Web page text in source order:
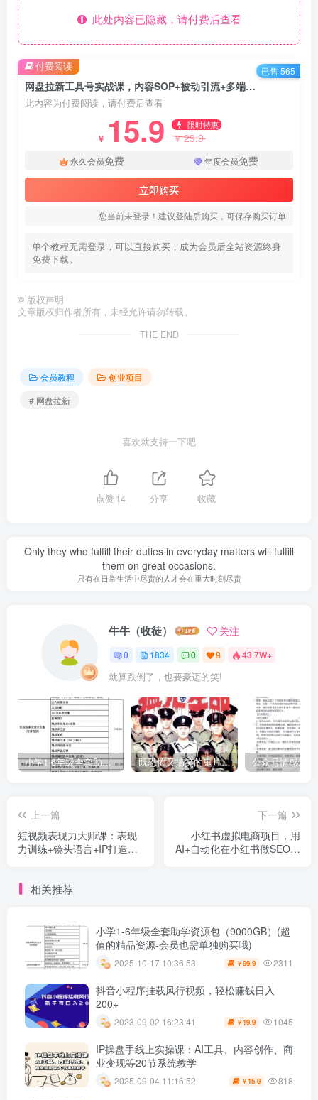
此处内容已隐藏，请付费后查看
网盘拉新工具号实战课，内容SOP+被动引流+多端变现，打造持续收益月入破万
此内容为付费阅读，请付费后查看
￥ 15.9 限时特惠
￥29.9
永久会员免费 年度会员免费
立即购买
您当前未登录！建议登陆后购买，可保存购买订单
单个教程无需登录，可以直接购买，成为会员后全站资源终身
免费下载。
付费阅读 已售 565
© 版权声明
文章版权归作者所有，未经允许请勿转载。
THE END
会员教程
创业项目
# 网盘拉新
喜欢就支持一下吧
点赞14 分享 收藏
Only they who fulfill their duties in everyday matters will fulfill
them on great occasions.
只有在日常生活中尽责的人才会在重大时刻尽责
牛牛（收徒） 关注
0 1834 0 9 43.7W+
就算跌倒了，也要豪迈的笑!
小学1-6年级全套助学资源包（9000GB）(超值的精品资源-会员也需单独购买哦) 既恐怖又搞笑的鬼片（10部猛鬼恐怖片都是喜剧片）
上一篇
短视频表现力大师课：表现
力训练+镜头语言+IP打造，
下一篇
小红书虚拟电商项目，用
AI+自动化在小红书做SEO虚
相关推荐
小学1-6年级全套助学资源包（9000GB）(超
值的精品资源-会员也需单独购买哦)
2025-10-17 10:36:53 ￥99.9 2311
抖音小程序挂载风行视频，轻松赚钱日入
200+
2023-09-02 16:23:41 ￥ 19.9 1045
IP操盘手线上实操课：AI工具、内容创作、商
业变现等20节系统教学
2025-09-04 11:16:52 ￥ 15.9 818